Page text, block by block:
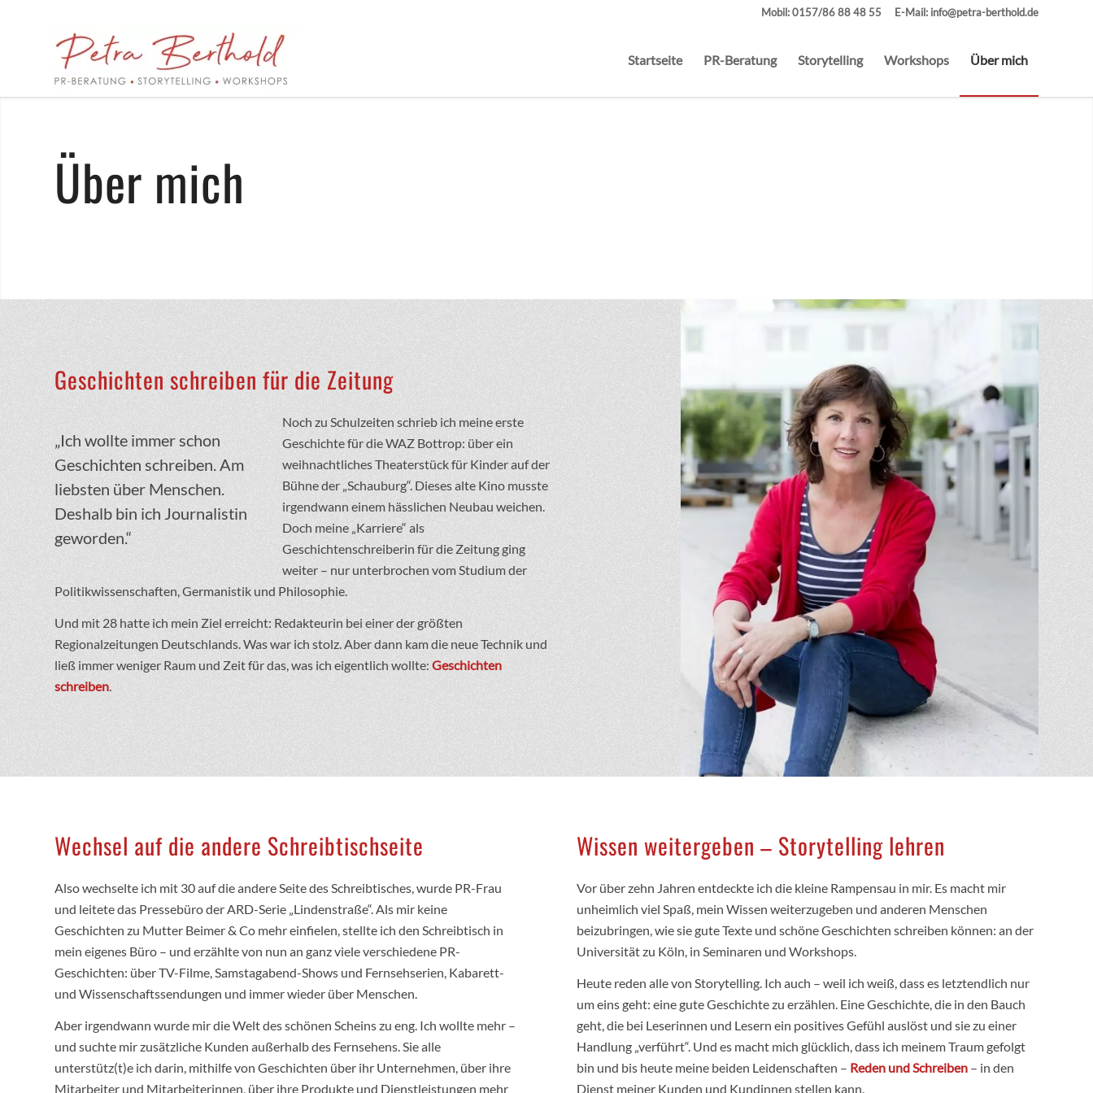
Mobil:0157/86 88 48 55 E-Mail: info@petra-berthold.de
Startseite PR-Beratung Storytelling Workshops Über mich
Über mich
Geschichten schreiben für die Zeitung
„Ich wollte immer schon
Geschichten schreiben. Am
liebsten über Menschen.
Deshalb bin ich Journalistin
geworden.“
Noch zu Schulzeiten schrieb ich meine erste
Geschichte für die WAZ Bottrop: über ein
weihnachtliches Theaterstück für Kinder auf der
Bühne der „Schauburg“. Dieses alte Kino musste
irgendwann einem hässlichen Neubau weichen.
Doch meine „Karriere“ als
Geschichtenschreiberin für die Zeitung ging
weiter – nur unterbrochen vom Studium der
Politikwissenschaften, Germanistik und Philosophie.
Und mit 28 hatte ich mein Ziel erreicht: Redakteurin bei einer der größten
Regionalzeitungen Deutschlands. Was war ich stolz. Aber dann kam die neue Technik und
ließ immer weniger Raum und Zeit für das, was ich eigentlich wollte: Geschichten
schreiben.
Wechsel auf die andere Schreibtischseite
Also wechselte ich mit 30 auf die andere Seite des Schreibtisches, wurde PR-Frau
und leitete das Pressebüro der ARD-Serie „Lindenstraße“. Als mir keine
Geschichten zu Mutter Beimer & Co mehr einfielen, stellte ich den Schreibtisch in
mein eigenes Büro – und erzählte von nun an ganz viele verschiedene PR-
Geschichten: über TV-Filme, Samstagabend-Shows und Fernsehserien, Kabarett-
und Wissenschaftssendungen und immer wieder über Menschen.
Aber irgendwann wurde mir die Welt des schönen Scheins zu eng. Ich wollte mehr –
und suchte mir zusätzliche Kunden außerhalb des Fernsehens. Sie alle
unterstütz(t)e ich darin, mithilfe von Geschichten über ihr Unternehmen, über ihre
Mitarbeiter und Mitarbeiterinnen, über ihre Produkte und Dienstleistungen mehr
Wissen weitergeben – Storytelling lehren
Vor über zehn Jahren entdeckte ich die kleine Rampensau in mir. Es macht mir
unheimlich viel Spaß, mein Wissen weiterzugeben und anderen Menschen
beizubringen, wie sie gute Texte und schöne Geschichten schreiben können: an der
Universität zu Köln, in Seminaren und Workshops.
Heute reden alle von Storytelling. Ich auch – weil ich weiß, dass es letztendlich nur
um eins geht: eine gute Geschichte zu erzählen. Eine Geschichte, die in den Bauch
geht, die bei Leserinnen und Lesern ein positives Gefühl auslöst und sie zu einer
Handlung „verführt“. Und es macht mich glücklich, dass ich meinem Traum gefolgt
bin und bis heute meine beiden Leidenschaften – Reden und Schreiben – in den
Dienst meiner Kunden und Kundinnen stellen kann.